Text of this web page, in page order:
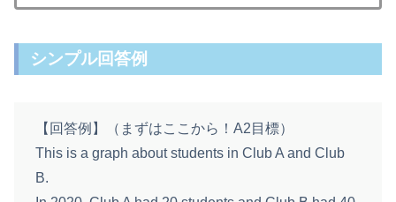
シンプル回答例
【回答例】（まずはここから！A2目標）
This is a graph about students in Club A and Club
B.